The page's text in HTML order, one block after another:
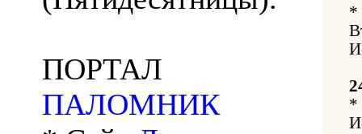
ПОРТАЛ
ПАЛОМНИК
*
*